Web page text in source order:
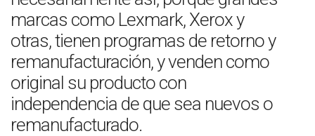
marcas como Lexmark, Xerox y
otras, tienen programas de retorno y
remanufacturación, y venden como
original su producto con
independencia de que sea nuevos o
remanufacturado.